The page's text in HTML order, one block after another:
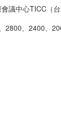
議中心TICC （
2800 2400